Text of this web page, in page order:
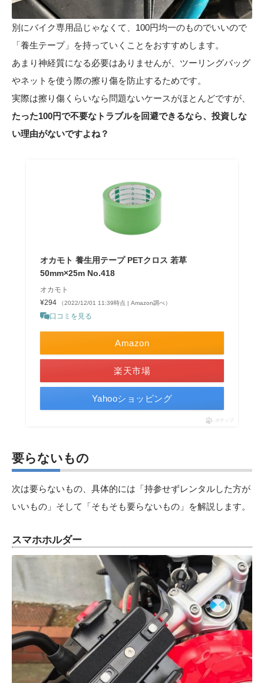
別にバイク専用品じゃなくて、100円均一のものでいいので
「養生テープ」を持っていくことをおすすめします。
あまり神経質になる必要はありませんが、ツーリングバッグ
やネットを使う際の擦り傷を防止するためです。
実際は擦り傷くらいなら問題ないケースがほとんどですが、
たった100円で不要なトラブルを回避できるなら、投資しな
い理由がないですよね？
オカモト 養生用テープ PETクロス 若草
50mm×25m No.418
オカモト
¥294
（2022/12/01 11:39時点 | Amazon調べ）
口コミを見る
Amazon
楽天市場
Yahooショッピング
ポチップ
要らないもの
次は要らないもの、具体的には「持参せずレンタルした方が
いいもの」そして「そもそも要らないもの」を解説します。
スマホホルダー